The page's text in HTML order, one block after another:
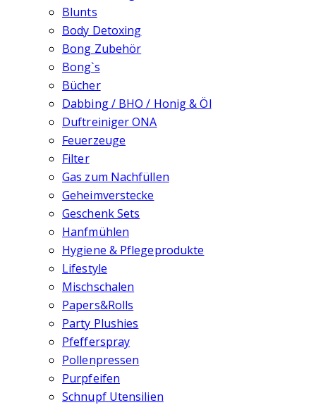
Blunts
Body Detoxing
Bong Zubehör
Bong`s
Bücher
Dabbing / BHO / Honig & Öl
Duftreiniger ONA
Feuerzeuge
Filter
Gas zum Nachfüllen
Geheimverstecke
Geschenk Sets
Hanfmühlen
Hygiene & Pflegeprodukte
Lifestyle
Mischschalen
Papers&Rolls
Party Plushies
Pfefferspray
Pollenpressen
Purpfeifen
Schnupf Utensilien